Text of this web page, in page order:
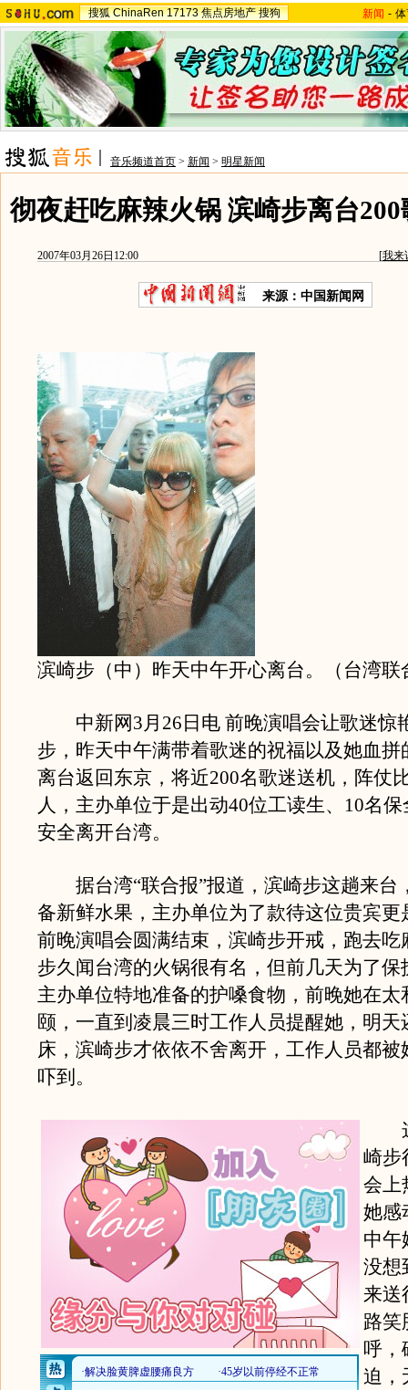
搜狐 ChinaRen 17173 焦点房地产 搜狗 新闻 -
音乐频道首页 > 新闻 > 明星新闻
彻夜赶吃麻辣火锅 滨崎步离台
2007年03月26日12:00 [我来
来源：中国新闻网
滨崎步（中）昨天中午开心离台。（台湾联
中新网3月26日电 前晚演唱会让歌迷惊
步，昨天中午满带着歌迷的祝福以及她血拼
离台返回东京，将近200名歌迷送机，阵仗
人，主办单位于是出动40位工读生、10名
安全离开台湾。
据台湾“联合报”报道，滨崎步这趟来台
备新鲜水果，主办单位为了款待这位贵宾更
前晚演唱会圆满结束，滨崎步开戒，跑去吃
步久闻台湾的火锅很有名，但前几天为了保
主办单位特地准备的护嗓食物，前晚她在太
颐，一直到凌晨三时工作人员提醒她，明天
床，滨崎步才依依不舍离开，工作人员都被
吓到。
这
崎步
会上
她感
中午
没想
来送
路笑
呼，
迫，